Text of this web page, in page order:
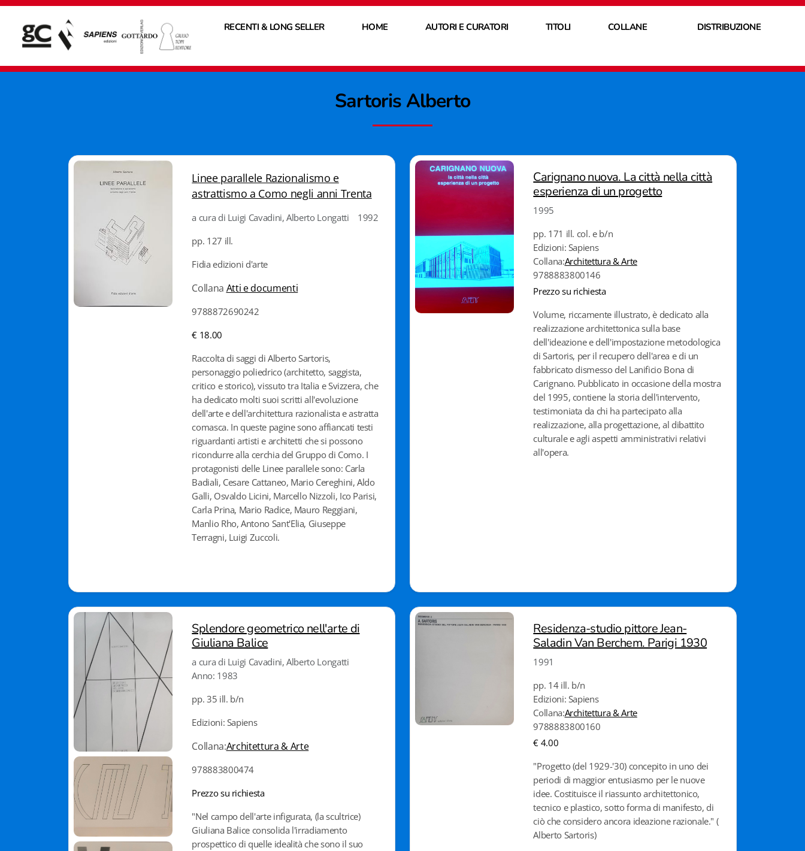
RECENTI & LONG SELLER HOME AUTORI E CURATORI TITOLI COLLANE DISTRIBUZIONE
Sartoris Alberto
Linee parallele Razionalismo e
astrattismo a Como negli anni Trenta
a cura di Luigi Cavadini, Alberto Longatti 1992
pp. 127 ill.
Fidia edizioni d'arte
Collana Atti e documenti
9788872690242
€ 18.00
Raccolta di saggi di Alberto Sartoris,
personaggio poliedrico (architetto, saggista,
critico e storico), vissuto tra Italia e Svizzera, che
ha dedicato molti suoi scritti all'evoluzione
dell'arte e dell'architettura razionalista e astratta
comasca. In queste pagine sono affiancati testi
riguardanti artisti e architetti che si possono
ricondurre alla cerchia del Gruppo di Como. I
protagonisti delle Linee parallele sono: Carla
Badiali, Cesare Cattaneo, Mario Cereghini, Aldo
Galli, Osvaldo Licini, Marcello Nizzoli, Ico Parisi,
Carla Prina, Mario Radice, Mauro Reggiani,
Manlio Rho, Antono Sant'Elia, Giuseppe
Terragni, Luigi Zuccoli.
Carignano nuova. La città nella città
esperienza di un progetto
1995
pp. 171 ill. col. e b/n
Edizioni: Sapiens
Collana:Architettura & Arte
9788883800146
Prezzo su richiesta
Volume, riccamente illustrato, è dedicato alla
realizzazione architettonica sulla base
dell'ideazione e dell'impostazione metodologica
di Sartoris, per il recupero dell'area e di un
fabbricato dismesso del Lanificio Bona di
Carignano. Pubblicato in occasione della mostra
del 1995, contiene la storia dell'intervento,
testimoniata da chi ha partecipato alla
realizzazione, alla progettazione, al dibattito
culturale e agli aspetti amministrativi relativi
all'opera.
Splendore geometrico nell'arte di
Giuliana Balice
a cura di Luigi Cavadini, Alberto Longatti
Anno: 1983
pp. 35 ill. b/n
Edizioni: Sapiens
Collana:Architettura & Arte
978883800474
Prezzo su richiesta
"Nel campo dell'arte infigurata, (la scultrice)
Giuliana Balice consolida l'irradiamento
prospettico di quelle idealità che sono il suo
Residenza-studio pittore Jean-
Saladin Van Berchem. Parigi 1930
1991
pp. 14 ill. b/n
Edizioni: Sapiens
Collana:Architettura & Arte
9788883800160
€ 4.00
"Progetto (del 1929-'30) concepito in uno dei
periodi di maggior entusiasmo per le nuove
idee. Costituisce il riassunto architettonico,
tecnico e plastico, sotto forma di manifesto, di
ciò che considero ancora ideazione razionale." (
Alberto Sartoris)